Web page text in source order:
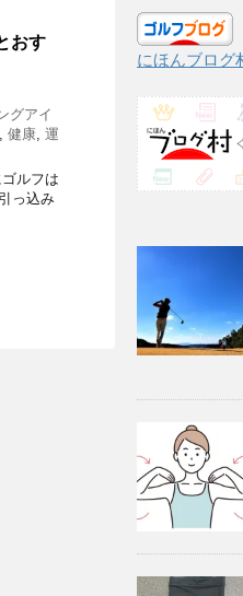
おす
グアイ
, 健康, 運
ルフは
っ込み
にほんブログ